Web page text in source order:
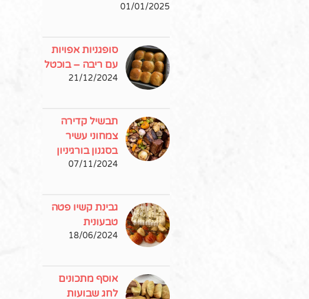
01/01/2025
סופגניות אפויות
עם ריבה – בוכטל
21/12/2024
תבשיל קדירה
צמחוני עשיר
בסגנון בורגיניון
07/11/2024
גבינת קשיו פטה
טבעונית
18/06/2024
אוסף מתכונים
לחג שבועות